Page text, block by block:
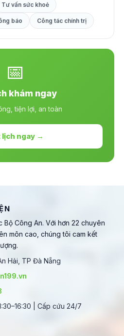
Tư vấn sức khoẻ
báo Công tác chính trị
📅
khám ngay
tiện lợi, an toàn
ngay →
Bộ Công An. Với hơn 22 chuyên
môn cao, chúng tôi cam kết
Hải, TP Đà Nẵng
| Cấp cứu 24/7